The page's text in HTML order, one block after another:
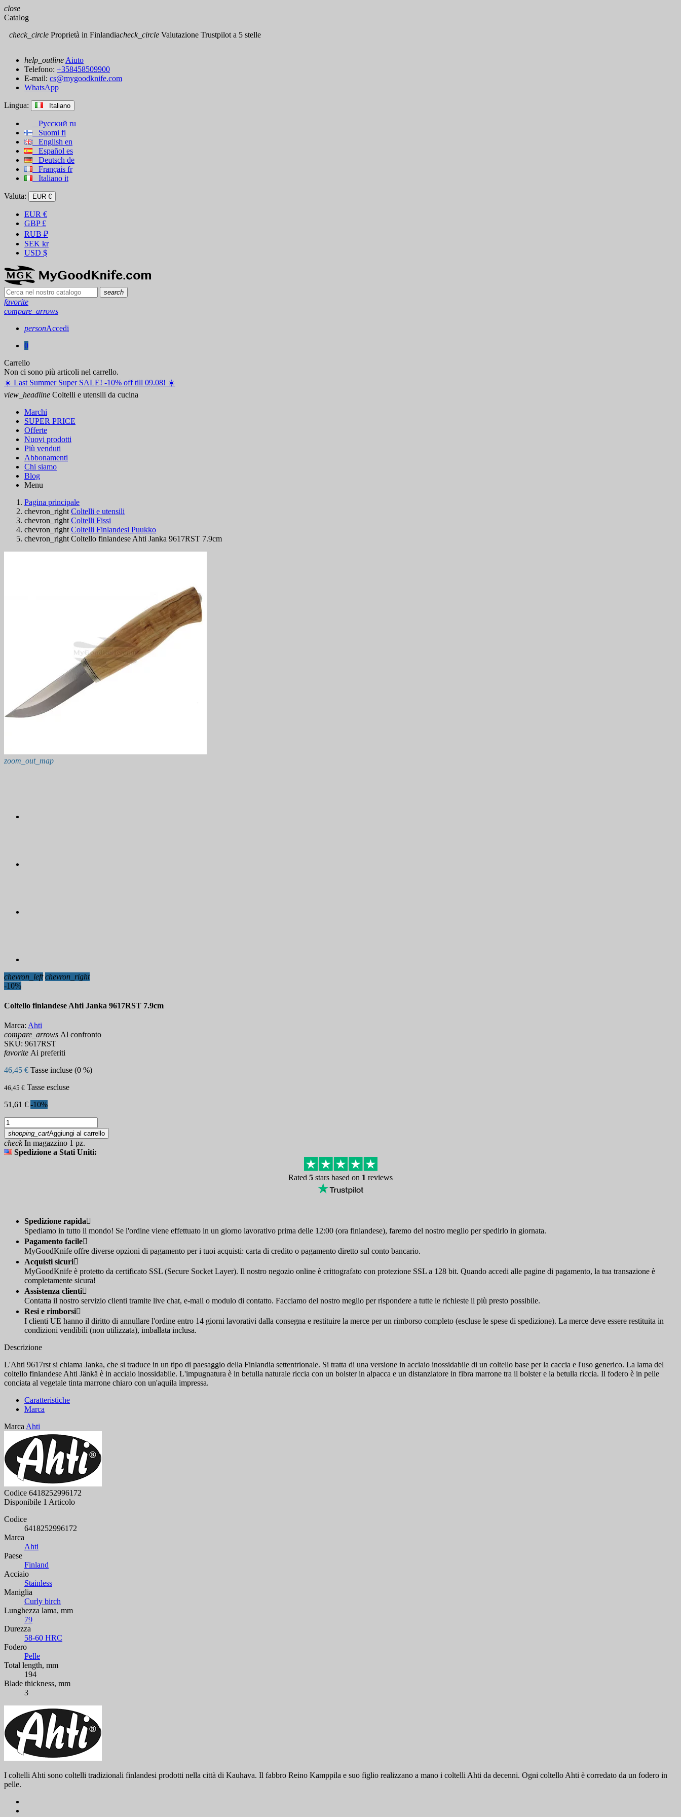
close
Catalog
check_circle Proprietà in Finlandiacheck_circle Valutazione Trustpilot a 5 stelle
help_outline Aiuto
Telefono: +358458509900
E-mail: cs@mygoodknife.com
WhatsApp
Lingua: Italiano
Русский ru
Suomi fi
English en
Español es
Deutsch de
Français fr
Italiano it
Valuta: EUR €
EUR €
GBP £
RUB ₽
SEK kr
USD $
search
favorite
compare_arrows
personAccedi
0
Carrello
Non ci sono più articoli nel carrello.
☀️ ️Last Summer Super SALE! -10% off till 09.08! ☀️
view_headline Coltelli e utensili da cucina
Marchi
SUPER PRICE
Offerte
Nuovi prodotti
Più venduti
Abbonamenti
Chi siamo
Blog
Menu
Pagina principale
chevron_right Coltelli e utensili
chevron_right Coltelli Fissi
chevron_right Coltelli Finlandesi Puukko
chevron_right Coltello finlandese Ahti Janka 9617RST 7.9cm
zoom_out_map
chevron_left chevron_right
-10%
Coltello finlandese Ahti Janka 9617RST 7.9cm
Marca: Ahti
compare_arrows Al confronto
SKU: 9617RST
favorite Ai preferiti
46,45 € Tasse incluse (0 %)
46,45 € Tasse escluse
51,61 € -10%
shopping_cartAggiungi al carrello
checkIn magazzino 1 pz.
Spedizione a Stati Uniti:
Rated 5 stars based on 1 reviews
Spedizione rapida
Spediamo in tutto il mondo! Se l'ordine viene effettuato in un giorno lavorativo prima delle 12:00 (ora finlandese), faremo del nostro meglio per spedirlo in giornata.
Pagamento facile
MyGoodKnife offre diverse opzioni di pagamento per i tuoi acquisti: carta di credito o pagamento diretto sul conto bancario.
Acquisti sicuri
MyGoodKnife è protetto da certificato SSL (Secure Socket Layer). Il nostro negozio online è crittografato con protezione SSL a 128 bit. Quando accedi alle pagine di pagamento, la tua transazione è
completamente sicura!
Assistenza clienti
Contatta il nostro servizio clienti tramite live chat, e-mail o modulo di contatto. Facciamo del nostro meglio per rispondere a tutte le richieste il più presto possibile.
Resi e rimborsi
I clienti UE hanno il diritto di annullare l'ordine entro 14 giorni lavorativi dalla consegna e restituire la merce per un rimborso completo (escluse le spese di spedizione). La merce deve essere restituita in
condizioni vendibili (non utilizzata), imballata inclusa.
Descrizione
L'Ahti 9617rst si chiama Janka, che si traduce in un tipo di paesaggio della Finlandia settentrionale. Si tratta di una versione in acciaio inossidabile di un coltello base per la caccia e l'uso generico. La lama del
coltello finlandese Ahti Jänkä è in acciaio inossidabile. L'impugnatura è in betulla naturale riccia con un bolster in alpacca e un distanziatore in fibra marrone tra il bolster e la betulla riccia. Il fodero è in pelle
conciata al vegetale tinta marrone chiaro con un'aquila impressa.
Caratteristiche
Marca
Marca Ahti
Codice 6418252996172
Disponibile 1 Articolo
Codice
6418252996172
Marca
Ahti
Paese
Finland
Acciaio
Stainless
Maniglia
Curly birch
Lunghezza lama, mm
79
Durezza
58-60 HRC
Fodero
Pelle
Total length, mm
194
Blade thickness, mm
3
I coltelli Ahti sono coltelli tradizionali finlandesi prodotti nella città di Kauhava. Il fabbro Reino Kamppila e suo figlio realizzano a mano i coltelli Ahti da decenni. Ogni coltello Ahti è corredato da un fodero in
pelle.